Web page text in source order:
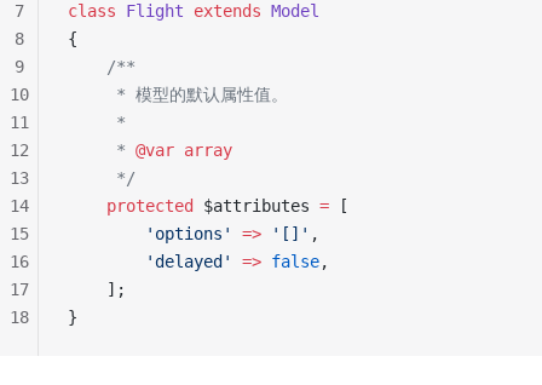
class Flight extends Model
{
    /**
     * 模型的默认属性值。
     *
     *
@var array
     */
    protected
$attributes = [
        'options'
=> '[]' ,
        'delayed'
=> false,
    ];
}
7
8
9
10
11
12
13
14
15
16
17
18